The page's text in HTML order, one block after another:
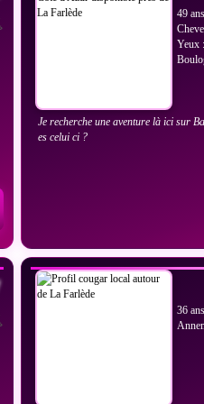
49 ans
Yeux
Je recherche une aventure là ici sur
es celui ci ?
36 ans